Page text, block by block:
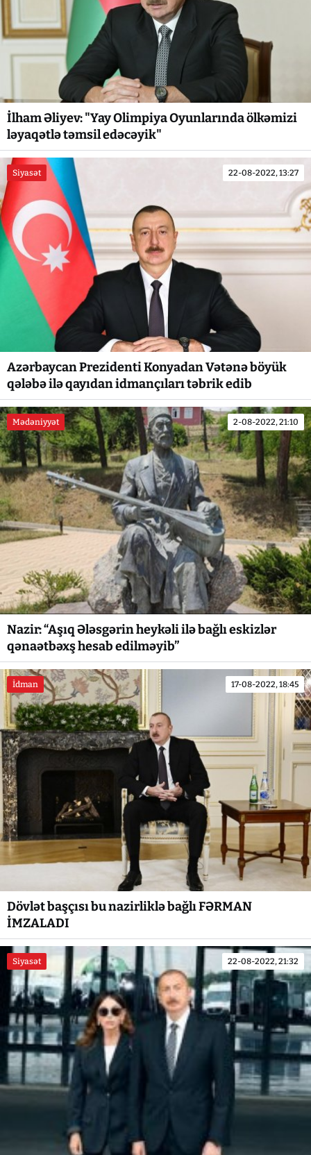
İlham Əliyev: "Yay Olimpiya Oyunlarında ölkəmizi
ləyaqətlə təmsil edəcəyik"
Siyasət 22-08-2022, 13:27
Azərbaycan Prezidenti Konyadan Vətənə böyük
qələbə ilə qayıdan idmançıları təbrik edib
Mədəniyyət 2-08-2022, 21:10
Nazir: “Aşıq Ələsgərin heykəli ilə bağlı eskizlər
qənaətbəxş hesab edilməyib”
İdman 17-08-2022, 18:45
Dövlət başçısı bu nazirliklə bağlı FƏRMAN
İMZALADI
Siyasət 22-08-2022, 21:32